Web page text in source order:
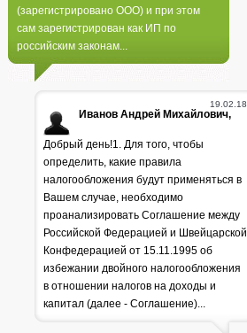
Генпрокуратура
раскритиковала положение
дел в лесной отрасли
(зарегистрировано ООО) и при этом
сам зарегистрирован как ИП по
российским законам...
19.02.18
Иванов Андрей Михайлович,
Добрый день!1. Для того, чтобы
определить, какие правила
налогообложения будут применяться в
Вашем случае, необходимо
проанализировать Соглашение между
Российской Федерацией и Швейцарской
Конфедерацией от 15.11.1995 об
избежании двойного налогообложения
в отношении налогов на доходы и
капитал (далее - Соглашение)...